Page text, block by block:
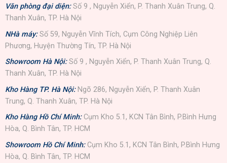
Văn phòng đại diện:Số 9 , Nguyễn Xiển, P. Thanh Xuân Trung, Q.
Thanh Xuân, TP. Hà Nội
NHà máy: Số 59, Nguyễn Vĩnh Tích, Cụm Công Nghiệp Liên
Phương, Huyện Thường Tín, TP. Hà Nội
Showroom Hà Nội: Số 9 , Nguyễn Xiển, P. Thanh Xuân Trung, Q.
Thanh Xuân, TP. Hà Nội
Kho Hàng TP. Hà Nội: Ngõ 286, Nguyễn Xiển, P. Thanh Xuân
Trung, Q. Thanh Xuân, TP. Hà Nội
Kho Hàng Hồ Chí Minh: Cụm Kho 5.1, KCN Tân Bình, P.Bình Hưng
Hòa, Q. Bình Tân, TP. HCM
Showroom Hồ Chí Minh: Cụm Kho 5.1, KCN Tân Bình, P.Bình Hưng
Hòa, Q. Bình Tân, TP. HCM